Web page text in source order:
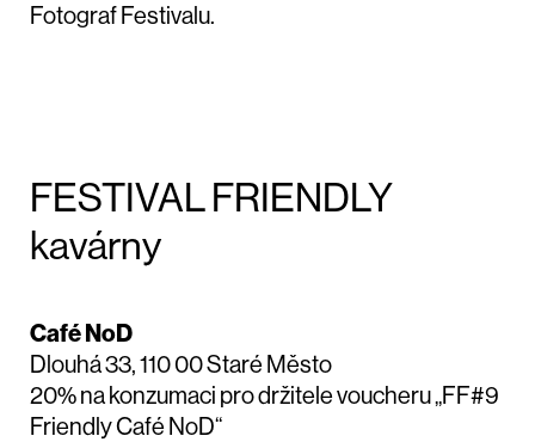
Fotograf Festivalu.
FESTIVAL FRIENDLY
kavárny
Café NoD
Dlouhá 33, 110 00 Staré Město
20% na konzumaci pro držitele voucheru „FF#9
Friendly Café NoD“